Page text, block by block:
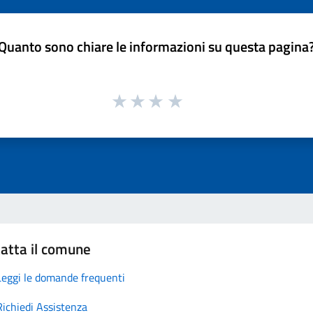
sono chiare le informazioni su questa
il comune
le domande frequenti
Assistenza